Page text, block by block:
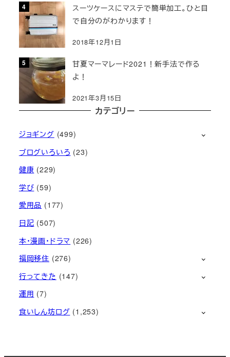
スーツケースにマステで簡単加工。ひと目
で自分のがわかります！
2018年12月1日
甘夏マーマレード2021！新手法で作る
よ！
2021年3月15日
カテゴリー
ジョギング (499)
ブログいろいろ (23)
健康 (229)
学び (59)
愛用品 (177)
日記 (507)
本・漫画・ドラマ (226)
福岡移住 (276)
行ってきた (147)
運用 (7)
食いしん坊ログ (1,253)